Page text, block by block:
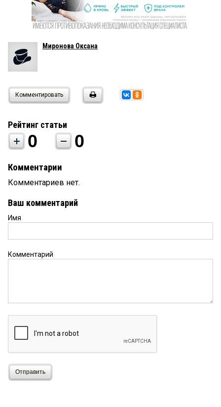
Миронова Оксана
Комментировать
Рейтинг статьи
0 0
Комментарии
Комментариев нет.
Ваш комментарий
Имя
Комментарий
Отправить